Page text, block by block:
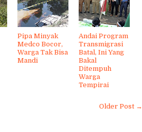
Pipa Minyak
Medco Bocor,
Warga Tak Bisa
Mandi
Andai Program
Transmigrasi
Batal, Ini Yang
Bakal
Ditempuh
Warga
Tempirai
Older Post →